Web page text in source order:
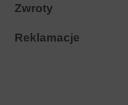
Zwroty
Reklamacje